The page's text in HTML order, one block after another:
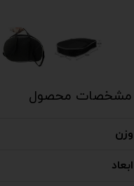
مشخصات محصول
وزن
ابعاد